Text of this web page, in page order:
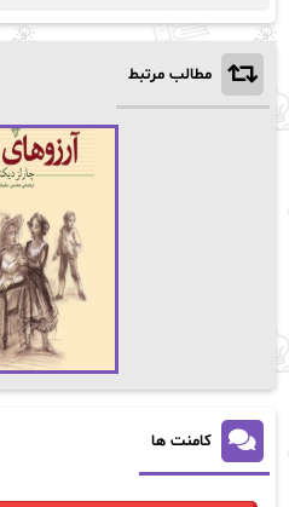
مطالب مرتبط
کامنت ها